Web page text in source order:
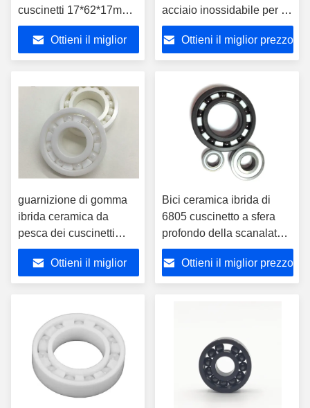
cuscinetti 17*62*17mm
ZrO2 PTFE per la bici
Ottieni il miglior
acciaio inossidabile per il
pattino del dito
Ottieni il miglior prezzo
guarnizione di gomma
ibrida ceramica da
pesca dei cuscinetti
della bobina di 3x10x4
millimetro ABEC 9
Ottieni il miglior
Bici ceramica ibrida di
6805 cuscinetto a sfera
profondo della scanalatura
della singola cuscinetti di
fila Ottieni il miglior prezzo